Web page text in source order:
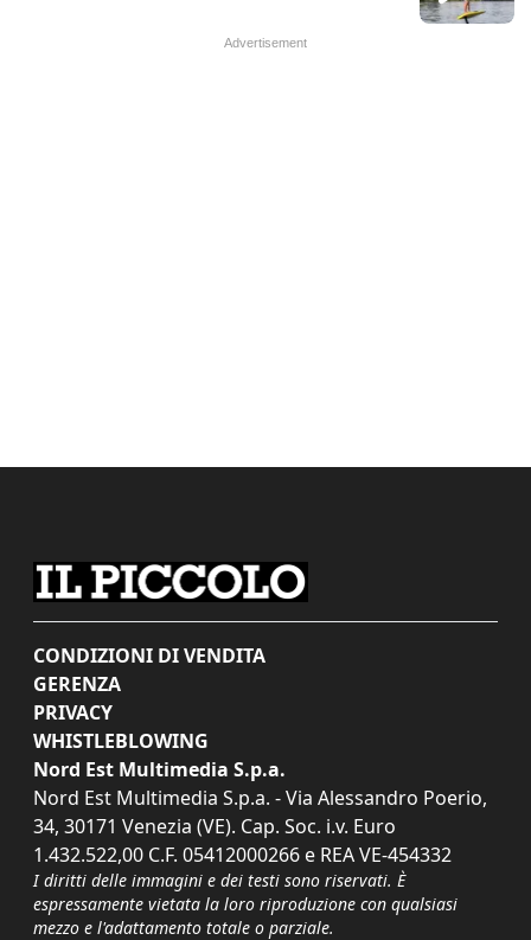
CONDIZIONI DI VENDITA
GERENZA
PRIVACY
WHISTLEBLOWING
Nord Est Multimedia S.p.a.
Nord Est Multimedia S.p.a. - Via Alessandro Poerio,
34, 30171 Venezia (VE). Cap. Soc. i.v. Euro
1.432.522,00 C.F. 05412000266 e REA VE-454332
I diritti delle immagini e dei testi sono riservati. È
espressamente vietata la loro riproduzione con qualsiasi
mezzo e l'adattamento totale o parziale.